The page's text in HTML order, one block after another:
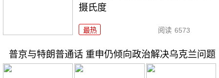
摄氏度
最热 阅读 6573
普京与特朗普通话 重申仍倾向政治解决乌克兰问题